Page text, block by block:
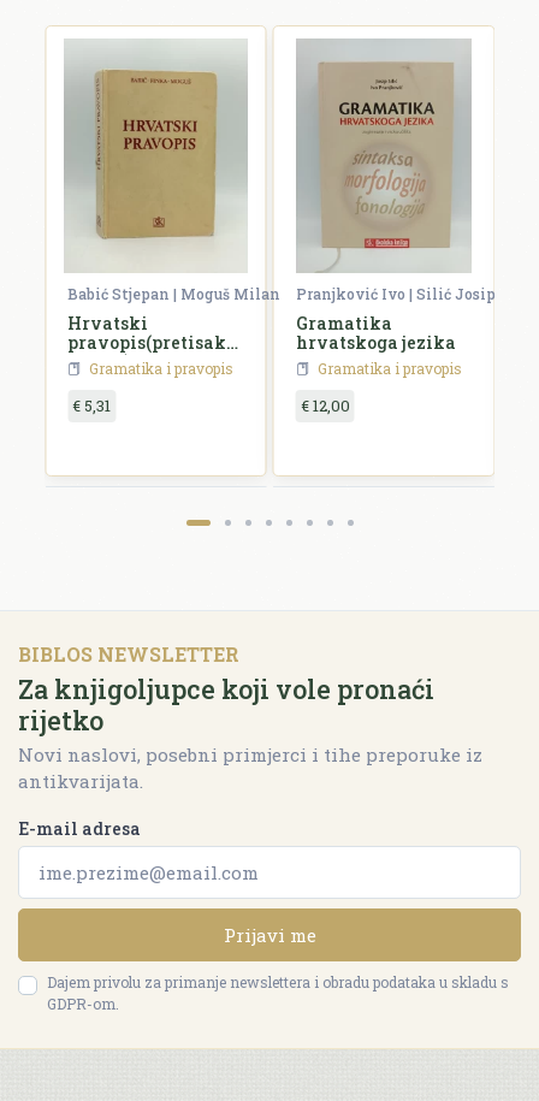
Babić Stjepan | Moguš Milan
Hrvatski
pravopis(pretisak
iz 1971)
Gramatika i pravopis
€ 5,31
Pranjković Ivo | Silić Josip
Gramatika
hrvatskoga jezika
Gramatika i pravopis
€ 12,00
BIBLOS NEWSLETTER
Za knjigoljupce koji vole pronaći
rijetko
Novi naslovi, posebni primjerci i tihe preporuke iz
antikvarijata.
E-mail adresa
Prijavi me
Dajem privolu za primanje newslettera i obradu podataka u skladu s
GDPR-om.